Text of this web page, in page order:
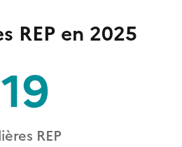
REP en 2025
19
REP